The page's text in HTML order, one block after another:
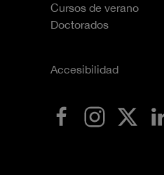
Cursos de verano
Doctorados
Accesibilidad